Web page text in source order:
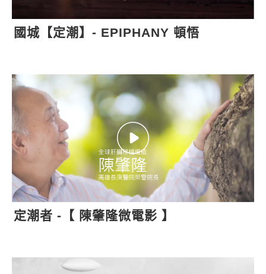
國城【定潮】- EPIPHANY 頓悟
定潮者 -【 陳肇隆微電影 】